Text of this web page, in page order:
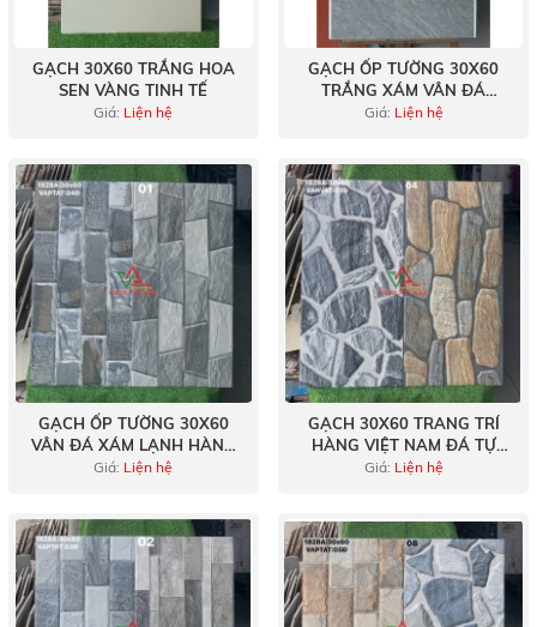
GẠCH 30X60 TRẮNG HOA
SEN VÀNG TINH TẾ
Giá: Liện hệ
GẠCH ỐP TƯỜNG 30X60
TRẮNG XÁM VÂN ĐÁ
MARBLE KẺ SỌC TRANG TRÍ
Giá: Liện hệ
GẠCH ỐP TƯỜNG 30X60
VÂN ĐÁ XÁM LẠNH HÀNG
VIỆT NAM
Giá: Liện hệ
GẠCH 30X60 TRANG TRÍ
HÀNG VIỆT NAM ĐÁ TỰ
NHIÊN
Giá: Liện hệ